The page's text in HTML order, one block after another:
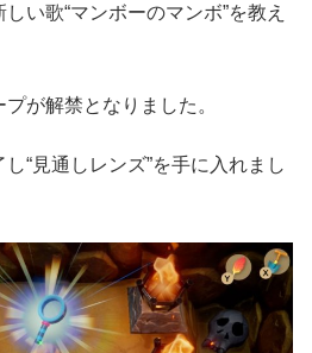
い歌“マンボーのマンボ”を教え
が解禁となりました。
“見通しレンズ”を手に入れまし